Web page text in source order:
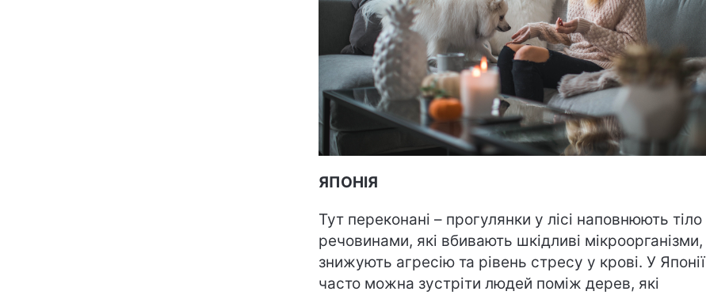
ЯПОНІЯ
Тут переконані – прогулянки у лісі наповнюють тіло
речовинами, які вбивають шкідливі мікроорганізми,
знижують агресію та рівень стресу у крові. У Японії
часто можна зустріти людей поміж дерев, які